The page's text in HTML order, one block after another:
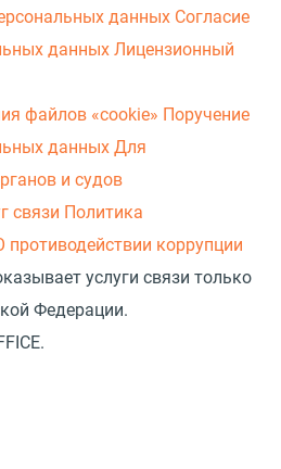
данных Согласие
данных Лицензионный
файлов «cookie» Поручение
данных Для
и судов
связи Политика
противодействии коррупции
услуги связи только
Федерации.